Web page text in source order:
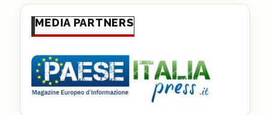
MEDIA PARTNERS